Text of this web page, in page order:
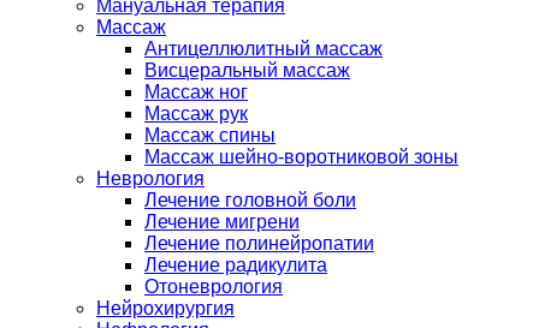
Мануальная терапия
Массаж
Антицеллюлитный массаж
Висцеральный массаж
Массаж ног
Массаж рук
Массаж спины
Массаж шейно-воротниковой зоны
Неврология
Лечение головной боли
Лечение мигрени
Лечение полинейропатии
Лечение радикулита
Отоневрология
Нейрохирургия